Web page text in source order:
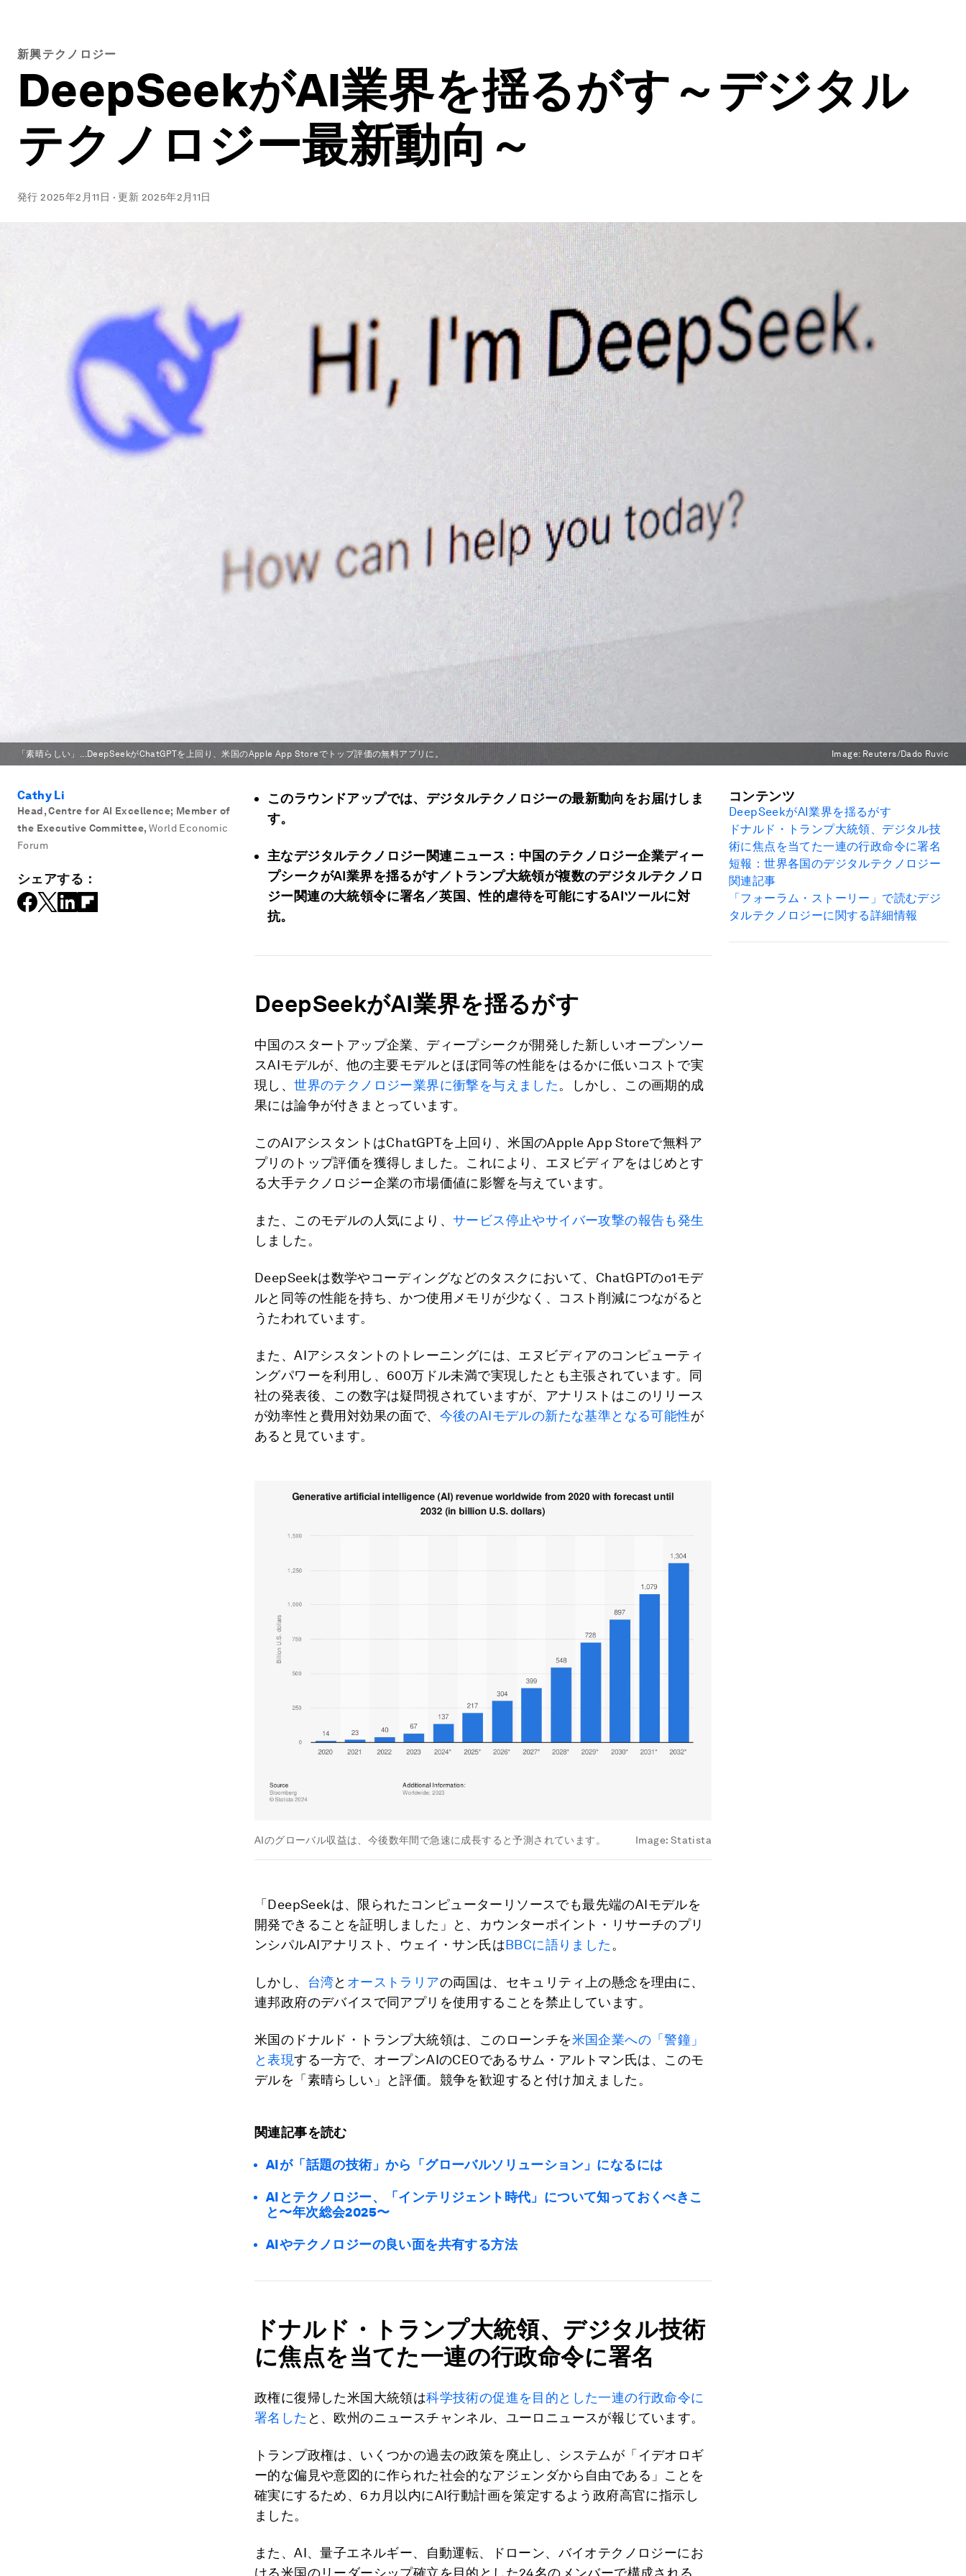
新興テクノロジー
DeepSeekがAI業界を揺るがす～デジタル
テクノロジー最新動向～
発行2025年2月11日 ·更新 2025年2月11日
「素晴らしい」...DeepSeekがChatGPTを上回り、米国のApple App Storeでトップ評価の無料アプリに。 Image: Reuters/Dado Ruvic
Cathy Li
Head, Centre for AI Excellence; Member of
the Executive Committee, World Economic
Forum
シェアする：
このラウンドアップでは、デジタルテクノロジーの最新動向をお届けしま
す。
主なデジタルテクノロジー関連ニュース：中国のテクノロジー企業ディー
プシークがAI業界を揺るがす／トランプ大統領が複数のデジタルテクノロ
ジー関連の大統領令に署名／英国、性的虐待を可能にするAIツールに対
抗。
DeepSeekがAI業界を揺るがす
中国のスタートアップ企業、ディープシークが開発した新しいオープンソー
スAIモデルが、他の主要モデルとほぼ同等の性能をはるかに低いコストで実
現し、世界のテクノロジー業界に衝撃を与えました。しかし、この画期的成
果には論争が付きまとっています。
このAIアシスタントはChatGPTを上回り、米国のApple App Storeで無料ア
プリのトップ評価を獲得しました。これにより、エヌビディアをはじめとす
る大手テクノロジー企業の市場価値に影響を与えています。
また、このモデルの人気により、 サービス停止やサイバー攻撃の報告も発生
しました。
DeepSeekは数学やコーディングなどのタスクにおいて、ChatGPTのo1モデ
ルと同等の性能を持ち、かつ使用メモリが少なく、コスト削減につながると
うたわれています。
また、AIアシスタントのトレーニングには、エヌビディアのコンピューティ
ングパワーを利用し、600万ドル未満で実現したとも主張されています。同
社の発表後、この数字は疑問視されていますが、アナリストはこのリリース
が効率性と費用対効果の面で、 今後のAIモデルの新たな基準となる可能性が
あると見ています。
AIのグローバル収益は、今後数年間で急速に成長すると予測されています。 Image: Statista
「DeepSeekは、限られたコンピューターリソースでも最先端のAIモデルを
開発できることを証明しました」と、カウンターポイント・リサーチのプリ
ンシパルAIアナリスト、ウェイ・サン氏はBBCに語りました 。
しかし、 台湾と オーストラリアの両国は、セキュリティ上の懸念を理由に、
連邦政府のデバイスで同アプリを使用することを禁止しています。
米国のドナルド・トランプ大統領は、このローンチを米国企業への「警鐘」
と表現する一方で、オープンAIのCEOであるサム・アルトマン氏は、このモ
デルを「素晴らしい」と評価。競争を歓迎すると付け加えました。
関連記事を読む
AIが「話題の技術」から「グローバルソリューション」になるには
AIとテクノロジー、「インテリジェント時代」について知っておくべきこ
と〜年次総会2025〜
AIやテクノロジーの良い面を共有する方法
ドナルド・トランプ大統領、デジタル技術
に焦点を当てた一連の行政命令に署名
政権に復帰した米国大統領は科学技術の促進を目的とした一連の行政命令に
署名した と、欧州のニュースチャンネル、ユーロニュースが報じています。
トランプ政権は、いくつかの過去の政策を廃止し、システムが「イデオロギ
ー的な偏見や意図的に作られた社会的なアジェンダから自由である」ことを
確実にするため、6カ月以内にAI行動計画を策定するよう政府高官に指示し
ました。
また、AI、量子エネルギー、自動運転、ドローン、バイオテクノロジーにお
ける米国のリーダーシップ確立を目的とした24名のメンバーで構成される、
コンテンツ
DeepSeekがAI業界を揺るがす
ドナルド・トランプ大統領、デジタル技
術に焦点を当てた一連の行政命令に署名
短報：世界各国のデジタルテクノロジー
関連記事
「フォーラム・ストーリー」で読むデジ
タルテクノロジーに関する詳細情報